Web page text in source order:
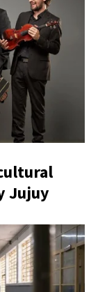
Jujuy